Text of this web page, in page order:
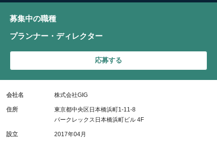
募集中の職種
プランナー・ディレクター
応募する
会社名 株式会社GIG
住所
東京都中央区日本橋浜町1-11-8
パークレックス日本橋浜町ビル 4F
設立 2017年04月